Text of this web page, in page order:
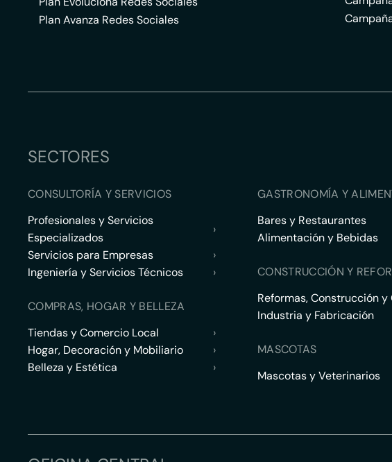
Plan Avanza Redes Sociales
SECTORES
CONSULTORÍA Y SERVICIOS
Profesionales y Servicios
Especializados
›
Servicios para Empresas
›
Ingeniería y Servicios Técnicos
›
COMPRAS, HOGAR Y BELLEZA
Tiendas y Comercio Local
›
Hogar, Decoración y Mobiliario
›
Belleza y Estética
›
GASTRONOMÍA Y
Bares y Restaurantes
Alimentación y Bebidas
CONSTRUCCIÓN Y
Reformas, Construcción y
Industria y Fabricación
MASCOTAS
Mascotas y Veterinarios